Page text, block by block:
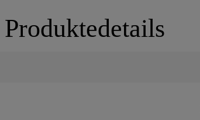
Produktedetails